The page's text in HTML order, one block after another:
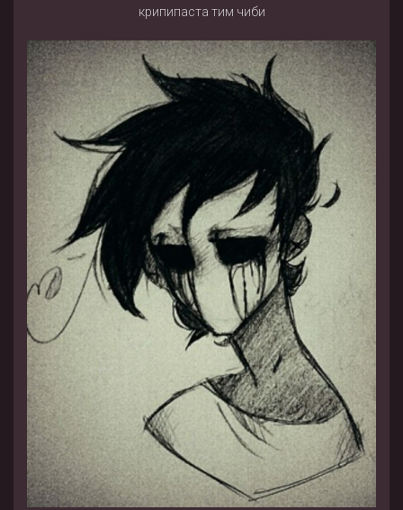
крипипаста тим чиби